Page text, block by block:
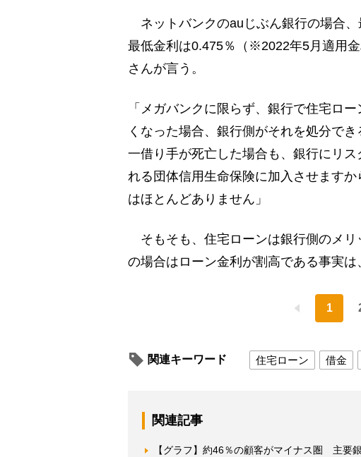
ネットバンクのauじぶん銀行の場合
最低金利は0.475％（※2022年5月適用
さんが言う。
「メガバンクに限らず、銀行で住宅ロ
くなった場合、銀行側がそれを処分で
一借り手が死亡した場合も、銀行にリ
れる団体信用生命保険に加入させます
はほとんどありません」
そもそも、住宅ローンは銀行側のメリ
の場合はローン金利が割高である事実は
1
関連キーワード 住宅ローン 借金
関連記事
【グラフ】約46％の顧客がマイナス圏 主要